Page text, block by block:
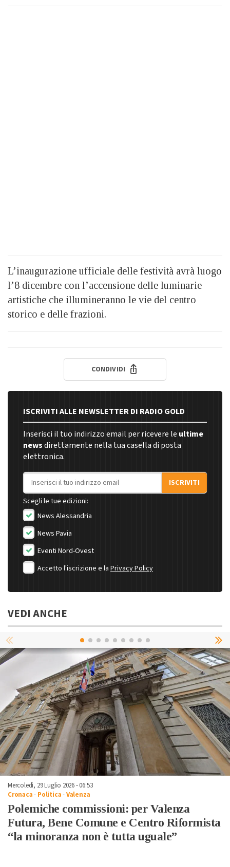
L’inaugurazione ufficiale delle festività avrà luogo
l’8 dicembre con l’accensione delle luminarie
artistiche che illumineranno le vie del centro
storico e delle frazioni.
CONDIVIDI
ISCRIVITI ALLE NEWSLETTER DI RADIO GOLD
Inserisci il tuo indirizzo email per ricevere le ultime
newsdirettamente nella tua casella di posta
elettronica.
Indirizzo email
ISCRIVITI
Scegli le tue edizioni:
News Alessandria
News Pavia
Eventi Nord-Ovest
Accetto l'iscrizione e la Privacy Policy
VEDI ANCHE
Mercoledì, 29 Luglio 2026 - 06:53
Cronaca- Politica-Valenza
Polemiche commissioni: per Valenza
Futura, Bene Comune e Centro Riformista
“la minoranza non è tutta uguale”